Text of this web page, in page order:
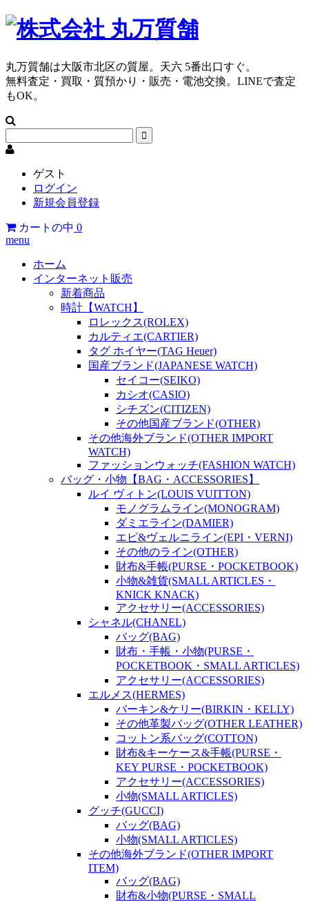
丸万質舗は大阪市北区の質屋。天六 5番出口すぐ。
無料査定・買取・質預かり・販売・電池交換。LINEで査定
もOK。
ゲスト
ログイン
新規会員登録
カートの中 0
menu
ホーム
インターネット販売
新着商品
時計【WATCH】
ロレックス(ROLEX)
カルティエ(CARTIER)
タグ ホイヤー(TAG Heuer)
国産ブランド(JAPANESE WATCH)
セイコー(SEIKO)
カシオ(CASIO)
シチズン(CITIZEN)
その他国産ブランド(OTHER)
その他海外ブランド(OTHER IMPORT
WATCH)
ファッションウォッチ(FASHION WATCH)
バッグ・小物【BAG・ACCESSORIES】
ルイ ヴィトン(LOUIS VUITTON)
モノグラムライン(MONOGRAM)
ダミエライン(DAMIER)
エピ&ヴェルニライン(EPI・VERNI)
その他のライン(OTHER)
財布&手帳(PURSE・POCKETBOOK)
小物&雑貨(SMALL ARTICLES・
KNICK KNACK)
アクセサリー(ACCESSORIES)
シャネル(CHANEL)
バッグ(BAG)
財布・手帳・小物(PURSE・
POCKETBOOK・SMALL ARTICLES)
アクセサリー(ACCESSORIES)
エルメス(HERMES)
バーキン&ケリー(BIRKIN・KELLY)
その他革製バッグ(OTHER LEATHER)
コットン系バッグ(COTTON)
財布&キーケース&手帳(PURSE・
KEY PURSE・POCKETBOOK)
アクセサリー(ACCESSORIES)
小物(SMALL ARTICLES)
グッチ(GUCCI)
バッグ(BAG)
小物(SMALL ARTICLES)
その他海外ブランド(OTHER IMPORT
ITEM)
バッグ(BAG)
財布&小物(PURSE・SMALL